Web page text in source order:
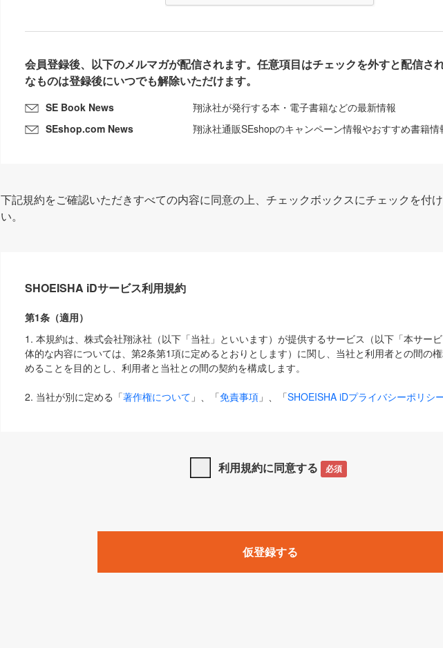
会員登録後、以下のメルマガが配信されます。任意項目はチェックを外すと配信さ
なものは登録後にいつでも解除いただけます。
SE Book News
翔泳社が発行する本・電子書籍などの最新情報
SEshop.com News
翔泳社通販SEshopのキャンペーン情報やおすすめ書籍情
下記規約をご確認いただきすべての内容に同意の上、チェックボックスにチェックを付
い。
SHOEISHA iDサービス利用規約
第1条（適用）
1. 本規約は、株式会社翔泳社（以下「当社」といいます）が提供するサービス（以下「本サー
体的な内容については、第2条第1項に定めるとおりとします）に関し、当社と利用者との間の
めることを目的とし、利用者と当社との間の契約を構成します。
2. 当社が別に定める「著作権について 」、「免責事項 」、「SHOEISHA iDプライバシーポリシ
は、本規約の規定が優先して適用されるものとします。
1. 「本サービス」とは、当社が提供する以下のサービス（名称や内容が変更された場合、変更後
みます）及びこれらサービスに関連して当社が実施するイベントやキャンペーンをいいます。
「SEBook」「SEShop」「CodeZine」「MarkeZine」「EnterpriseZine」「ECzine」「Biz/Zine
利用規約に同意する 必須
仮登録する